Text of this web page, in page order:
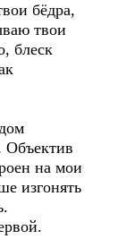
бёдра,
твои
блеск
Объектив
на мои
изгонять